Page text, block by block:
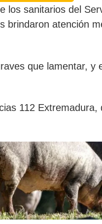
los sanitarios del
brindaron atención
que lamentar, y
112